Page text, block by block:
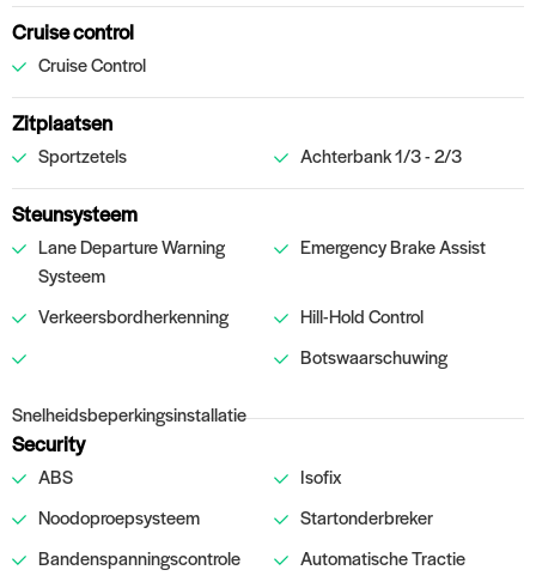
Cruise control
Cruise Control
Zitplaatsen
Sportzetels Achterbank 1/3 - 2/3
Steunsysteem
Lane Departure Warning
Systeem
Emergency Brake Assist
Verkeersbordherkenning Hill-Hold Control
Snelheidsbeperkingsinstallatie
Botswaarschuwing
Security
ABS
Isofix
Noodoproepsysteem
Startonderbreker
Bandenspanningscontrole
Automatische Tractie